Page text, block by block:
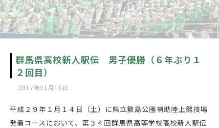
群馬県高校新人駅伝 男子優勝（６年ぶり１
２回目）
2017年01月18日
平成２９年１月１４日（土）に県立敷島公園補助陸上競技場
発着コースにおいて、第３４回群馬県高等学校高校新人駅伝